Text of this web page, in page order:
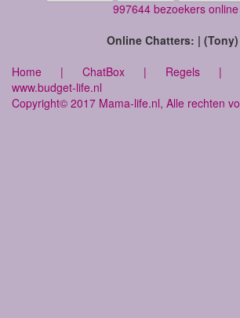
997644 bezoekers online
Online Chatters: | (Tony)
Home | ChatBox | Regels |
www.budget-life.nl
Copyright© 2017 Mama-life.nl, Alle rechten